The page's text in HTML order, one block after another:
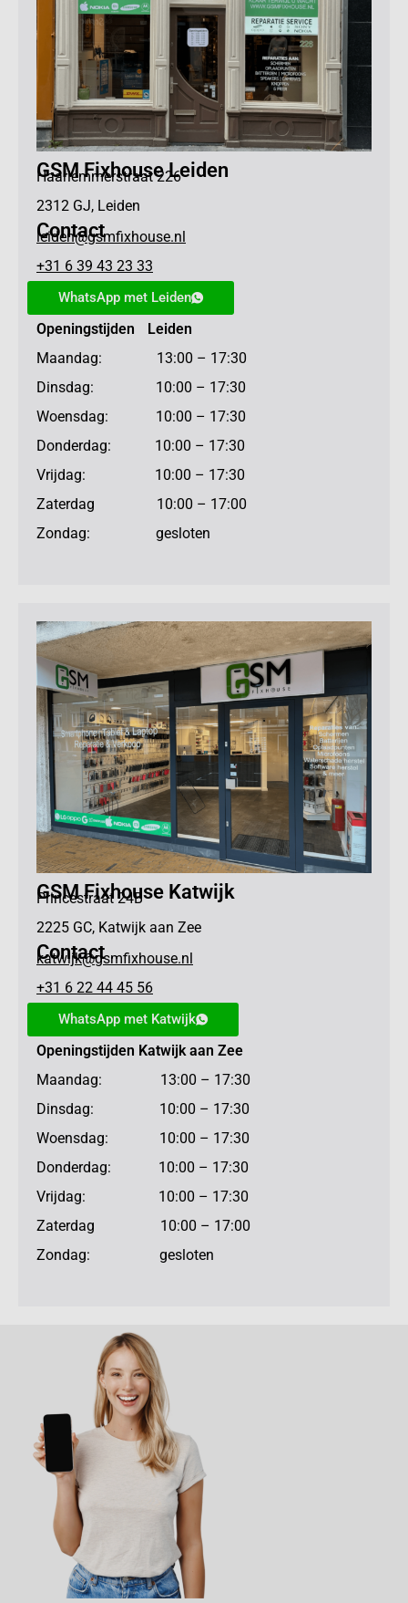
GSM Fixhouse Leiden
Haarlemmerstraat 226
2312 GJ, Leiden
Contact
leiden@gsmfixhouse.nl
+31 6 39 43 23 33
WhatsApp met Leiden
Openingstijden Leiden
Maandag: 13:00 – 17:30
Dinsdag: 10:00 – 17:30
Woensdag: 10:00 – 17:30
Donderdag: 10:00 – 17:30
Vrijdag: 10:00 – 17:30
Zaterdag 10:00 – 17:00
Zondag: gesloten
GSM Fixhouse Katwijk
Princestraat 24B
2225 GC, Katwijk aan Zee
Contact
katwijk@gsmfixhouse.nl
+31 6 22 44 45 56
WhatsApp met Katwijk
Openingstijden Katwijk aan Zee
Maandag: 13:00 – 17:30
Dinsdag: 10:00 – 17:30
Woensdag: 10:00 – 17:30
Donderdag: 10:00 – 17:30
Vrijdag: 10:00 – 17:30
Zaterdag 10:00 – 17:00
Zondag: gesloten